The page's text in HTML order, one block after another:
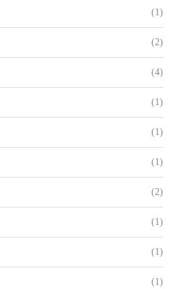
(1)
(2)
(4)
(1)
(1)
(1)
(2)
(1)
(1)
(1)